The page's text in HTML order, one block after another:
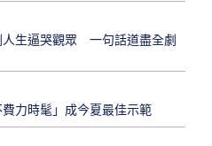
人生逼哭觀眾 一句話道盡全劇
力時髦」成今夏最佳示範